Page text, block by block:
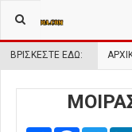
ΒΡΊΣΚΕΣΤΕ ΕΔΏ: